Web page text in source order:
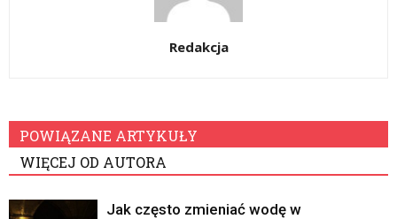
Redakcja
POWIĄZANE ARTYKUŁY
WIĘCEJ OD AUTORA
Jak często zmieniać wodę w